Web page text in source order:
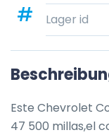
Lager id
Este Chevrolet
47 500 millas,el